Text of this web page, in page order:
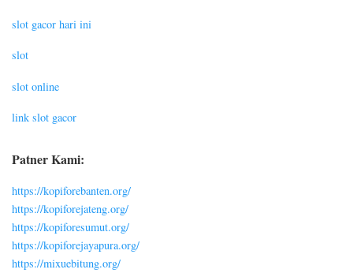
slot gacor hari ini
slot
slot online
link slot gacor
Patner Kami:
https://kopiforebanten.org/
https://kopiforejateng.org/
https://kopiforesumut.org/
https://kopiforejayapura.org/
https://mixuebitung.org/